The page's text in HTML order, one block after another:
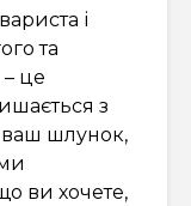
і
та
це
з
шлунок,
ви хочете,